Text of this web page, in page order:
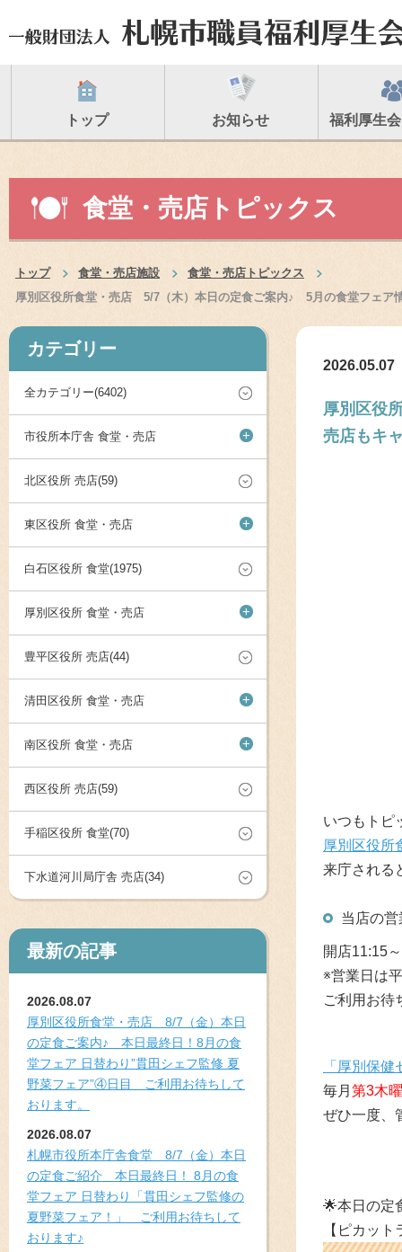
トップ お知らせ 福利厚生
食堂・売店トピックス
トップ 食堂・売店施設
食堂・売店トピックス
厚別区役所食堂・売店 5/7（木）本日の定食ご案内♪ 5月の食堂フェア
カテゴリー
全カテゴリー(6402)
市役所本庁舎 食堂・売店 +
北区役所 売店(59)
東区役所 食堂・売店 +
白石区役所 食堂(1975)
厚別区役所 食堂・売店 +
豊平区役所 売店(44)
清田区役所 食堂・売店 +
南区役所 食堂・売店 +
西区役所 売店(59)
手稲区役所 食堂(70)
下水道河川局庁舎 売店(34)
最新の記事
2026.08.07
厚別区役所食堂・売店 8/7（金）本日
の定食ご案内♪ 本日最終日！8月の食
堂フェア 日替わり”貫田シェフ監修 夏
野菜フェア”④日目 ご利用お待ちして
おります。
2026.08.07
札幌市役所本庁舎食堂 8/7（金）本日
の定食ご紹介 本日最終日！ 8月の食
堂フェア 日替わり「貫田シェフ監修の
夏野菜フェア！」 ご利用お待ちして
おります♪
2026.05.07
厚別区役
売店もキ
いつもトピ
厚別区役所
来庁される
当店の
開店11:15～
※営業日は
ご利用お待
「厚別保
毎月 第3木
ぜひ一度、
🌟本日の定
【ピカッ